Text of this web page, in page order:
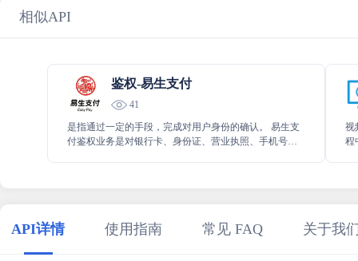
相似API
鉴权-易生支付
41
是指通过一定的手段，完成对用户身份的确认。 易生支
付鉴权业务是对银行卡、身份证、营业执照、手机号码
视
程
API详情 使用指南 常见 FAQ 关于我